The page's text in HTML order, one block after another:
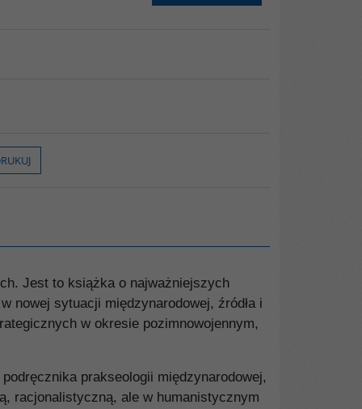
Jest to książka o najważniejszych
nowej sytuacji międzynarodowej, źródła i
w okresie pozimnowojennym,
prakseologii międzynarodowej,
racjonalistyczną, ale w humanistycznym